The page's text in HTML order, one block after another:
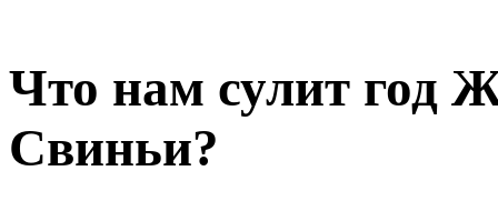
Что нам сулит год
Свиньи?